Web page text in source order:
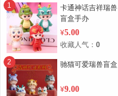
1
卡通神话吉祥瑞兽
盲盒手办
¥5.00
收藏人气： 0
2 驰猫可爱瑞兽盲盒
¥9.00